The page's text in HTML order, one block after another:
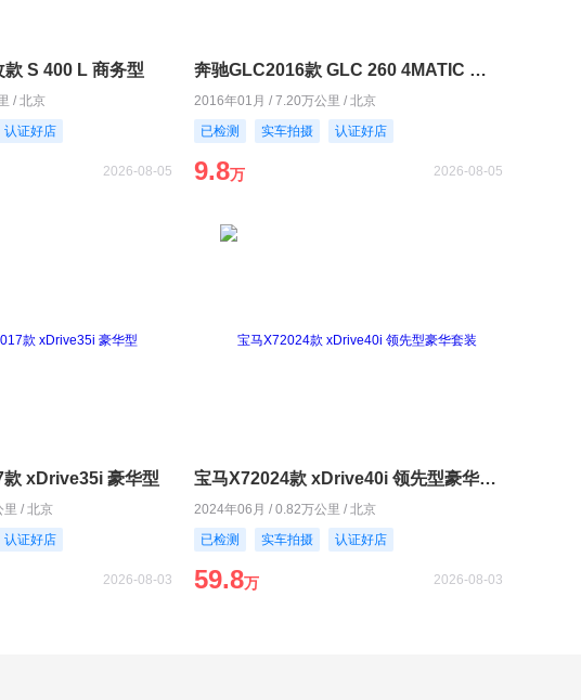
S 400 L 商务型
/ 北京
认证好店
2026-08-05
奔驰GLC2016款 GLC 260 4MATIC 动感型
2016年01月 / 7.20万公里 / 北京
已检测
实车拍摄 认证好店
9.8万 2026-08-05
xDrive35i 豪华型
/ 北京
认证好店
2026-08-03
宝马X72024款 xDrive40i 领先型豪华套装
2024年06月 / 0.82万公里 / 北京
已检测
实车拍摄 认证好店
59.8万 2026-08-03